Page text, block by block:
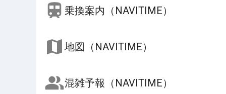
乗換案内（NAVITIME）
地図（NAVITIME）
混雑予報（NAVITIME）